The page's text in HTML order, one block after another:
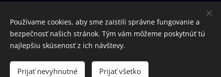
© 2017-2026 Marián Bielik Reality.
v Novom Meste nad Váhom
Používame cookies, aby sme zaistili správne fungovanie a
bezpečnosť našich stránok. Tým vám môžeme poskytnúť tú
najlepšiu skúsenosť z ich návštevy.
Prijať nevyhnutné Prijať všetko